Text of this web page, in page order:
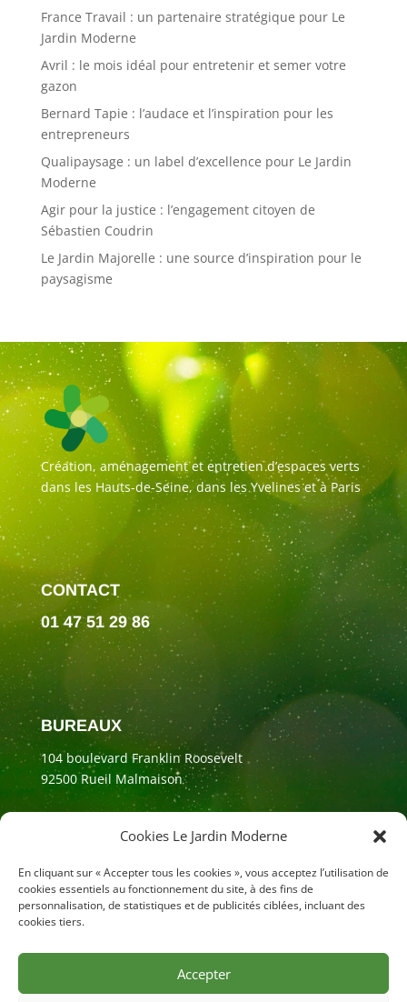
Cookies Le Jardin Moderne
En cliquant sur « Accepter tous les cookies », vous acceptez l’utilisation de
cookies essentiels au fonctionnement du site, à des fins de
personnalisation, de statistiques et de publicités ciblées, incluant des
cookies tiers.
Accepter
France Travail : un partenaire stratégique pour Le
Jardin Moderne
Avril : le mois idéal pour entretenir et semer votre
gazon
Bernard Tapie : l’audace et l’inspiration pour les
entrepreneurs
Qualipaysage : un label d’excellence pour Le Jardin
Moderne
Agir pour la justice : l’engagement citoyen de
Sébastien Coudrin
Le Jardin Majorelle : une source d’inspiration pour le
paysagisme
Création, aménagement et entretien d’espaces verts
dans les Hauts-de-Seine, dans les Yvelines et à Paris
CONTACT
01 47 51 29 86
BUREAUX
104 boulevard Franklin Roosevelt
92500 Rueil Malmaison